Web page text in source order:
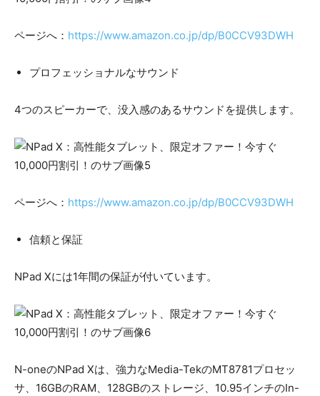
ページへ： https://www.amazon.co.jp/dp/B0CCV93DWH
プロフェッショナルなサウンド
4つのスピーカーで、没入感のあるサウンドを提供します。
ページへ： https://www.amazon.co.jp/dp/B0CCV93DWH
信頼と保証
NPad Xには1年間の保証が付いています。
N-oneのNPad Xは、強力なMedia-TekのMT8781プロセッ
サ、16GBのRAM、128GBのストレージ、10.95インチのIn-